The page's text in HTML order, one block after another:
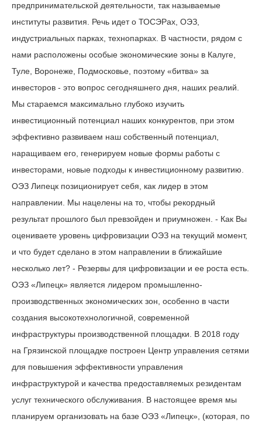
предпринимательской деятельности, так называемые
институты развития. Речь идет о ТОСЭРах, ОЭЗ,
индустриальных парках, технопарках. В частности, рядом с
нами расположены особые экономические зоны в Калуге,
Туле, Воронеже, Подмосковье, поэтому «битва» за
инвесторов - это вопрос сегодняшнего дня, наших реалий.
Мы стараемся максимально глубоко изучить
инвестиционный потенциал наших конкурентов, при этом
эффективно развиваем наш собственный потенциал,
наращиваем его, генерируем новые формы работы с
инвесторами, новые подходы к инвестиционному развитию.
ОЭЗ Липецк позиционирует себя, как лидер в этом
направлении. Мы нацелены на то, чтобы рекордный
результат прошлого был превзойден и приумножен. - Как Вы
оцениваете уровень цифровизации ОЭЗ на текущий момент,
и что будет сделано в этом направлении в ближайшие
несколько лет? - Резервы для цифровизации и ее роста есть.
ОЭЗ «Липецк» является лидером промышленно-
производственных экономических зон, особенно в части
создания высокотехнологичной, современной
инфраструктуры производственной площадки. В 2018 году
на Грязинской площадке построен Центр управления сетями
для повышения эффективности управления
инфраструктурой и качества предоставляемых резидентам
услуг технического обслуживания. В настоящее время мы
планируем организовать на базе ОЭЗ «Липецк», (которая, по